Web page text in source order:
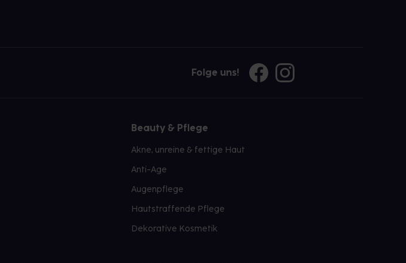
Folge uns!
Beauty & Pflege
Akne, unreine & fettige Haut
Anti-Age
Augenpflege
Hautstraffende Pflege
Dekorative Kosmetik